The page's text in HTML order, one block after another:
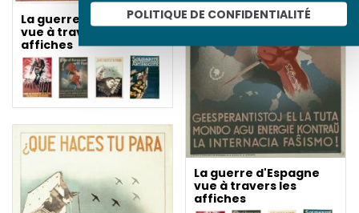
POLITIQUE DE CONFIDENTIALITÉ
La guerre d'Espagne
vue à travers les
affiches
La guerre d'Espagne
vue à travers les
affiches